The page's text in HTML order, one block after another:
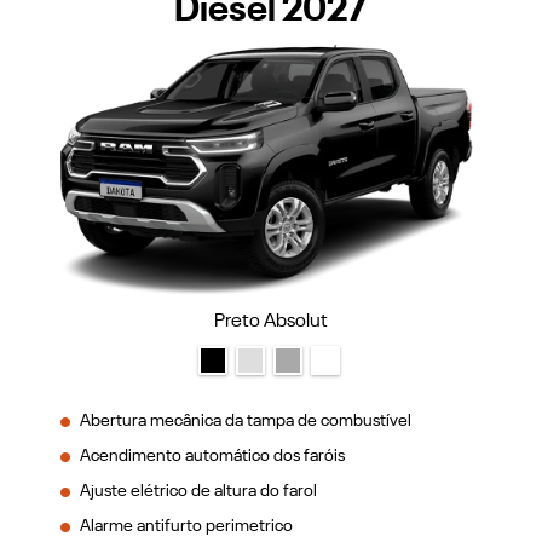
Diesel 2027
Preto Absolut
Abertura mecânica da tampa de combustível
Acendimento automático dos faróis
Ajuste elétrico de altura do farol
Alarme antifurto perimetrico